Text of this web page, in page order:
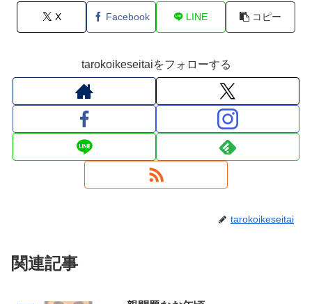
X Facebook LINE コピー
tarokoikeseitaiをフォローする
tarokoikeseitai
関連記事